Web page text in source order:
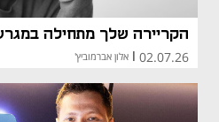
הקריירה שלך מתחילה
02.07.26 אלון אברמוביץ'